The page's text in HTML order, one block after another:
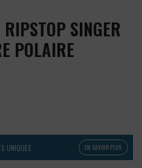
SINGER
POLAIRE
UNIQUES EN SAVOIR PLUS